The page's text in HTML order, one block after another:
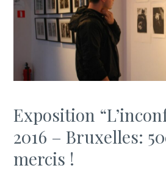
Exposition
2016 – Bruxelles:
mercis !